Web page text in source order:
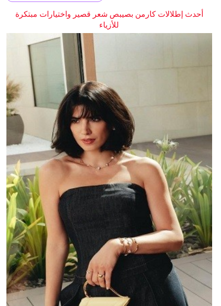
أحدث إطلالات كارمن بصيبص شعر قصير واختيارات مبتكرة
للأزياء